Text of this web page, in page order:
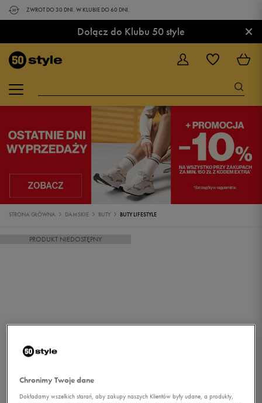
ZWROT DO 30 DNI. W KLUBIE DO 60 DNI.
Dołącz do Klubu 50 style ×
STRONA GŁÓWNA DAMSKIE BUTY BUTY LIFESTYLE
PRODUKT NIEDOSTĘPNY
Chronimy Twoje dane
Dokładamy wszelkich starań, aby zakupy naszych Klientów były udane, a produkty,